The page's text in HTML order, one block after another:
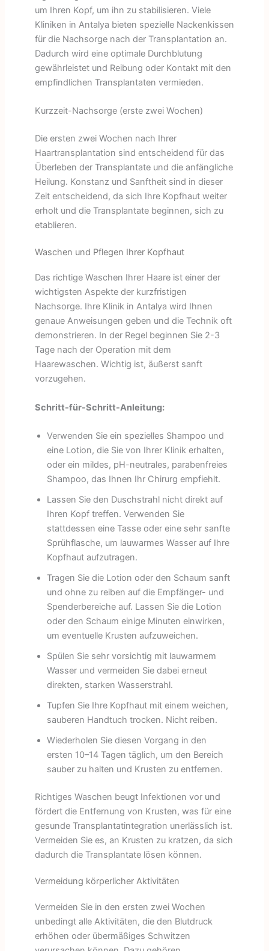
um Ihren Kopf, um ihn zu stabilisieren. Viele
Kliniken in Antalya bieten spezielle Nackenkissen
für die Nachsorge nach der Transplantation an.
Dadurch wird eine optimale Durchblutung
gewährleistet und Reibung oder Kontakt mit den
empfindlichen Transplantaten vermieden.
Kurzzeit-Nachsorge (erste zwei Wochen)
Die ersten zwei Wochen nach Ihrer
Haartransplantation sind entscheidend für das
Überleben der Transplantate und die anfängliche
Heilung. Konstanz und Sanftheit sind in dieser
Zeit entscheidend, da sich Ihre Kopfhaut weiter
erholt und die Transplantate beginnen, sich zu
etablieren.
Waschen und Pflegen Ihrer Kopfhaut
Das richtige Waschen Ihrer Haare ist einer der
wichtigsten Aspekte der kurzfristigen
Nachsorge. Ihre Klinik in Antalya wird Ihnen
genaue Anweisungen geben und die Technik oft
demonstrieren. In der Regel beginnen Sie 2-3
Tage nach der Operation mit dem
Haarewaschen. Wichtig ist, äußerst sanft
vorzugehen.
Schritt-für-Schritt-Anleitung:
Verwenden Sie ein spezielles Shampoo und
eine Lotion, die Sie von Ihrer Klinik erhalten,
oder ein mildes, pH-neutrales, parabenfreies
Shampoo, das Ihnen Ihr Chirurg empfiehlt.
Lassen Sie den Duschstrahl nicht direkt auf
Ihren Kopf treffen. Verwenden Sie
stattdessen eine Tasse oder eine sehr sanfte
Sprühflasche, um lauwarmes Wasser auf Ihre
Kopfhaut aufzutragen.
Tragen Sie die Lotion oder den Schaum sanft
und ohne zu reiben auf die Empfänger- und
Spenderbereiche auf. Lassen Sie die Lotion
oder den Schaum einige Minuten einwirken,
um eventuelle Krusten aufzuweichen.
Spülen Sie sehr vorsichtig mit lauwarmem
Wasser und vermeiden Sie dabei erneut
direkten, starken Wasserstrahl.
Tupfen Sie Ihre Kopfhaut mit einem weichen,
sauberen Handtuch trocken. Nicht reiben.
Wiederholen Sie diesen Vorgang in den
ersten 10–14 Tagen täglich, um den Bereich
sauber zu halten und Krusten zu entfernen.
Richtiges Waschen beugt Infektionen vor und
fördert die Entfernung von Krusten, was für eine
gesunde Transplantatintegration unerlässlich ist.
Vermeiden Sie es, an Krusten zu kratzen, da sich
dadurch die Transplantate lösen können.
Vermeidung körperlicher Aktivitäten
Vermeiden Sie in den ersten zwei Wochen
unbedingt alle Aktivitäten, die den Blutdruck
erhöhen oder übermäßiges Schwitzen